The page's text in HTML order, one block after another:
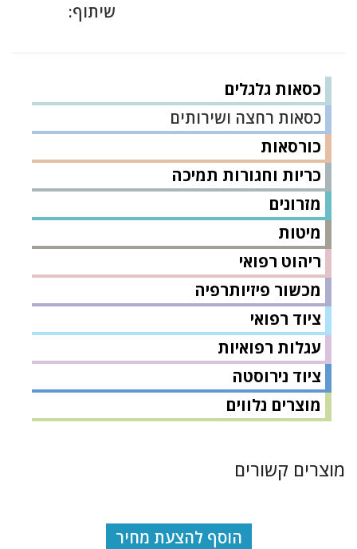
כסאות גלגלים
כסאות רחצה ושירותים
כורסאות
כריות וחגורות תמיכה
מזרונים
מיטות
ריהוט רפואי
מכשור פיזיותרפיה
ציוד רפואי
עגלות רפואיות
ציוד נירוסטה
מוצרים נלווים
שיתוף:
מוצרים קשורים
הוסף להצעת מחיר